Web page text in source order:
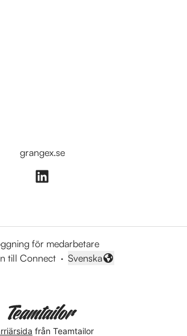
grangex.se
för medarbetare
till Connect ·
Byt språk
Svenska
från Teamtailor